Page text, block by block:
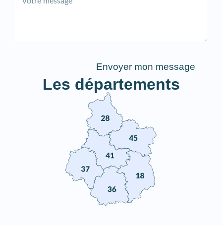
Envoyer mon message
Les départements